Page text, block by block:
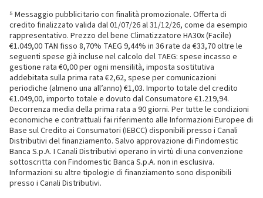
⁵ Messaggio pubblicitario con finalità promozionale. Offerta di
credito finalizzato valida dal 01/07/26 al 31/12/26, come da esempio
rappresentativo. Prezzo del bene Climatizzatore HA30x (Facile)
€1.049,00 TAN fisso 8,70% TAEG 9,44% in 36 rate da €33,70 oltre le
seguenti spese già incluse nel calcolo del TAEG: spese incasso e
gestione rata €0,00 per ogni mensilità, imposta sostitutiva
addebitata sulla prima rata €2,62, spese per comunicazioni
periodiche (almeno una all’anno) €1,03. Importo totale del credito
€1.049,00, importo totale e dovuto dal Consumatore €1.219,94.
Decorrenza media della prima rata a 90 giorni. Per tutte le condizioni
economiche e contrattuali fai riferimento alle Informazioni Europee di
Base sul Credito ai Consumatori (IEBCC) disponibili presso i Canali
Distributivi del finanziamento. Salvo approvazione di Findomestic
Banca S.p.A. I Canali Distributivi operano in virtù di una convenzione
sottoscritta con Findomestic Banca S.p.A. non in esclusiva.
Informazioni su altre tipologie di finanziamento sono disponibili
presso i Canali Distributivi.